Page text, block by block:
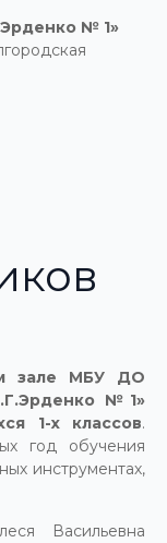
№ 1»
зале МБУ ДО
№1»
1-х классов.
год обучения
инструментах,
Васильевна